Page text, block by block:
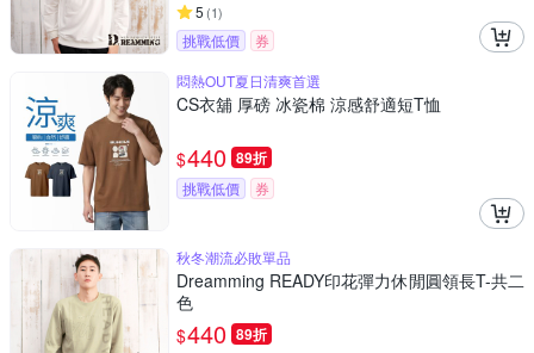
5 (1)
挑戰低價
券
悶熱OUT夏日清爽首選
CS衣舖 厚磅 冰瓷棉 涼感舒適短T恤
$440 89折
挑戰低價 券
秋冬潮流必敗單品
Dreamming READY印花彈力休閒圓領長T-共二
色
$440 89折